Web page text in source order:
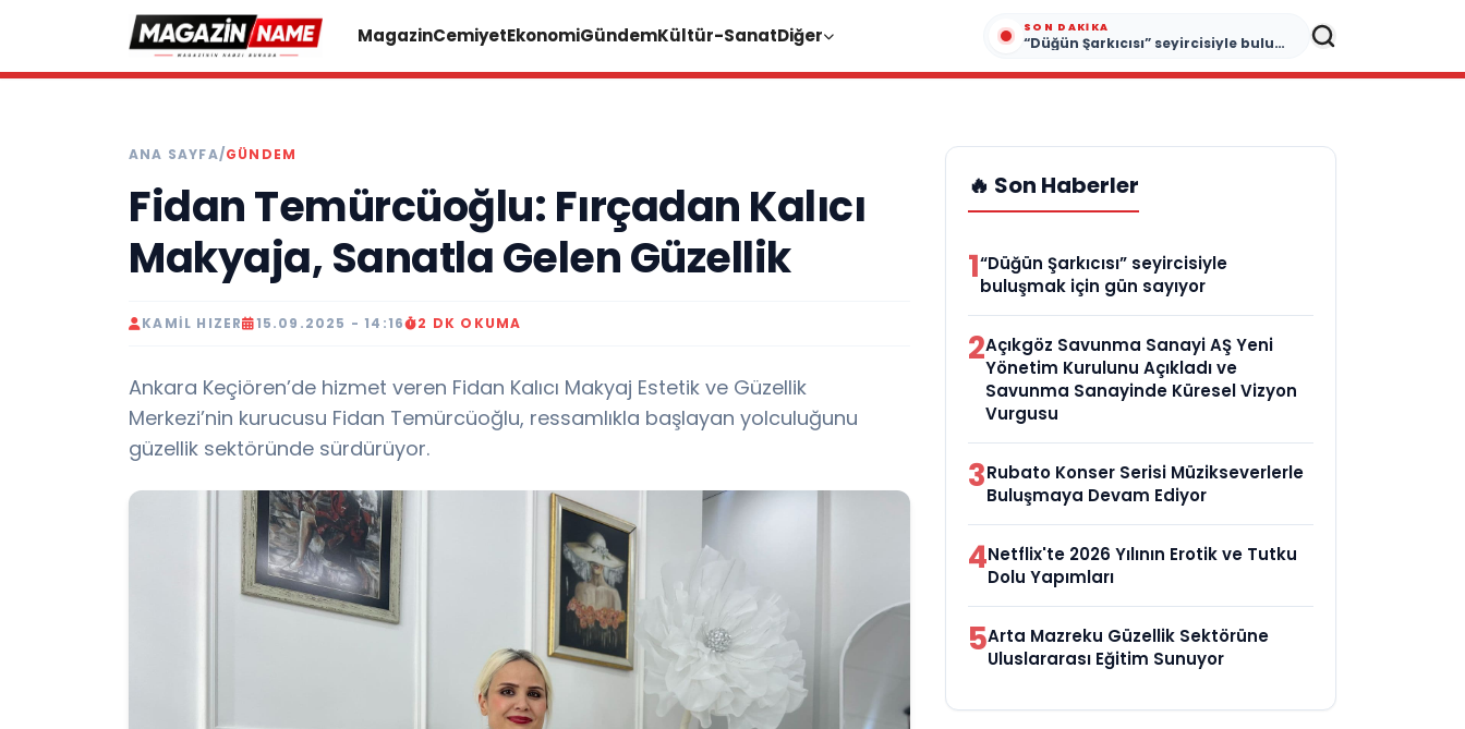
MagazinCemiyetEkonomiGündemKültür-SanatDiğer SON DAKIKA
“Düğün Şarkıcısı” seyircisiyle buluşmak için gün sayıyor
ANA SAYFA/GÜNDEM
Fidan Temürcüoğlu: Fırçadan Kalıcı
Makyaja, Sanatla Gelen Güzellik
KAMIL HIZER 15.09.2025 - 14:16 2 DK OKUMA
Ankara Keçiören’de hizmet veren Fidan Kalıcı Makyaj Estetik ve Güzellik
Merkezi’nin kurucusu Fidan Temürcüoğlu, ressamlıkla başlayan yolculuğunu
güzellik sektöründe sürdürüyor.
🔥 Son Haberler
1“Düğün Şarkıcısı” seyircisiyle
buluşmak için gün sayıyor
2Açıkgöz Savunma Sanayi AŞ Yeni
Yönetim Kurulunu Açıkladı ve
Savunma Sanayinde Küresel Vizyon
Vurgusu
3Rubato Konser Serisi Müzikseverlerle
Buluşmaya Devam Ediyor
4Netflix'te 2026 Yılının Erotik ve Tutku
Dolu Yapımları
5Arta Mazreku Güzellik Sektörüne
Uluslararası Eğitim Sunuyor